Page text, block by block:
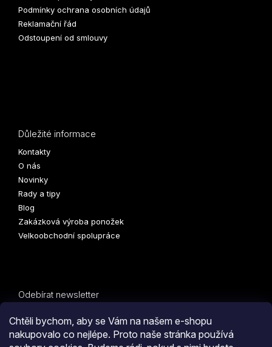
Chtěli bychom, aby se Vám na našem e-shopu
nakupovalo co nejlépe. Proto naše stránka používá
Podmínky ochrana osobních údajů
Reklamační řád
Odstoupení od smlouvy
Důležité informace
Kontakty
O nás
Novinky
Rady a tipy
Blog
Zakázková výroba ponožek
Velkoobchodní spolupráce
Odebírat newsletter
Vložte svůj e-mail a my vám budeme zasílat informace o
nových produktech na našem e-shopu.